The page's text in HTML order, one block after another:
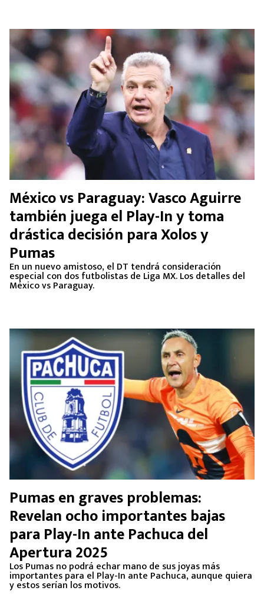
México vs Paraguay: Vasco Aguirre
también juega el Play-In y toma
drástica decisión para Xolos y
Pumas
En un nuevo amistoso, el DT tendrá consideración
especial con dos futbolistas de Liga MX. Los detalles del
México vs Paraguay.
Pumas en graves problemas:
Revelan ocho importantes bajas
para Play-In ante Pachuca del
Apertura 2025
Los Pumas no podrá echar mano de sus joyas más
importantes para el Play-In ante Pachuca, aunque quiera
y estos serían los motivos.